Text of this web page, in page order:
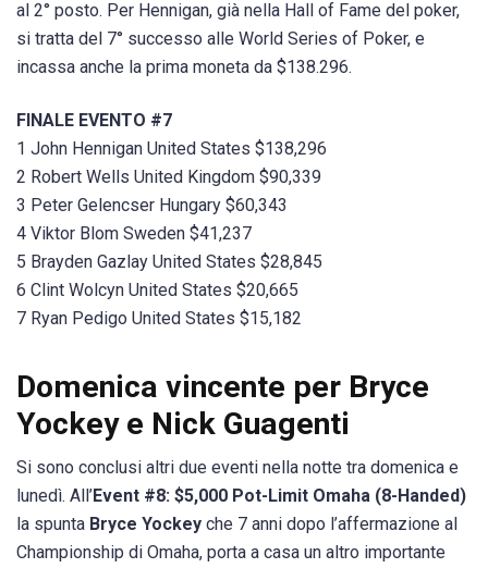
al 2° posto. Per Hennigan, già nella Hall of Fame del poker,
si tratta del 7° successo alle World Series of Poker, e
incassa anche la prima moneta da $138.296.
FINALE EVENTO #7
1 John Hennigan United States $138,296
2 Robert Wells United Kingdom $90,339
3 Peter Gelencser Hungary $60,343
4 Viktor Blom Sweden $41,237
5 Brayden Gazlay United States $28,845
6 Clint Wolcyn United States $20,665
7 Ryan Pedigo United States $15,182
Domenica vincente per Bryce
Yockey e Nick Guagenti
Si sono conclusi altri due eventi nella notte tra domenica e
lunedì. All’Event #8: $5,000 Pot-Limit Omaha (8-Handed)
la spunta Bryce Yockey che 7 anni dopo l’affermazione al
Championship di Omaha, porta a casa un altro importante